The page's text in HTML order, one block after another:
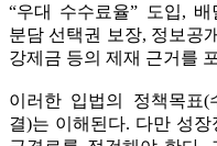
“우대 수수료율” 도입, 배
분담 선택권 보장, 정보공
강제금 등의 제재 근거를
이러한 입법의 정책목표(
결)는 이해된다. 다만 성